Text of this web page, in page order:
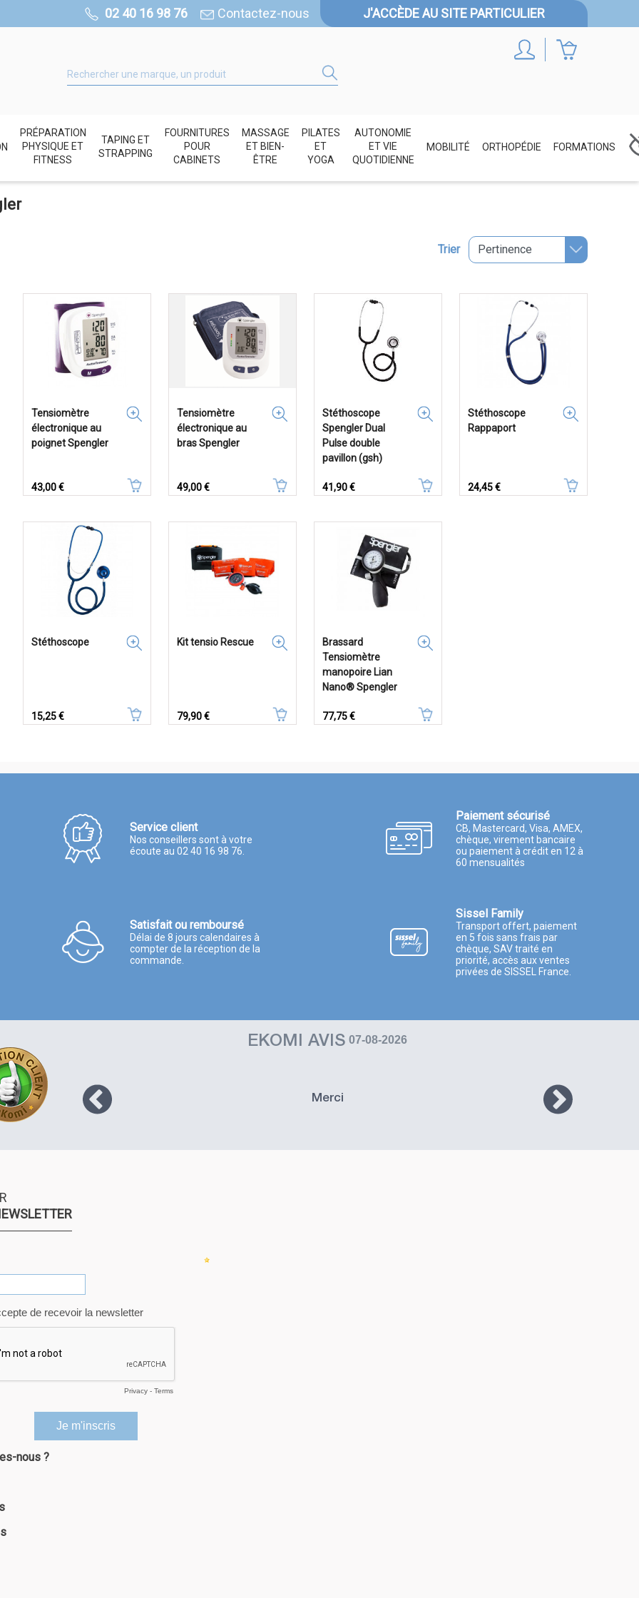
02 40 16 98 76 Contactez-nous J'ACCÈDE AU SITE PARTICULIER
PRÉPARATION
PHYSIQUE ET
FITNESS
TAPING ET
STRAPPING
FOURNITURES
POUR
CABINETS
MASSAGE
ET BIEN-
ÊTRE
PILATES
ET
YOGA
AUTONOMIE
ET VIE
QUOTIDIENNE
MOBILITÉ ORTHOPÉDIE FORMATIONS
Trier
Tensiomètre
électronique au
poignet Spengler
Prix
43,00 €
Tensiomètre
électronique au
bras Spengler
Prix
49,00 €
Stéthoscope
Spengler Dual
Pulse double
pavillon (gsh)
Prix
41,90 €
Stéthoscope
Rappaport
Prix
24,45 €
Stéthoscope
Prix
15,25 €
Kit tensio Rescue
Prix
79,90 €
Brassard
Tensiomètre
manopoire Lian
Nano® Spengler
Prix
77,75 €
Service client
Nos conseillers sont à votre
écoute au 02 40 16 98 76.
Paiement sécurisé
CB, Mastercard, Visa, AMEX,
chèque, virement bancaire
ou paiement à crédit en 12 à
60 mensualités
Satisfait ou remboursé
Délai de 8 jours calendaires à
compter de la réception de la
commande.
Sissel Family
Transport offert, paiement
en 5 fois sans frais par
chèque, SAV traité en
priorité, accès aux ventes
privées de SISSEL France.
EKOMI AVIS 07-08-2026
pas,
la
site
que
Merci
nous ?